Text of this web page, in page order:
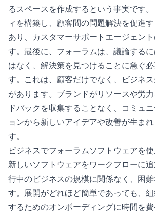
るスペースを作成するという事実です
ィを構築し、顧客間の問題解決を促進
あり、カスタマーサポートエージェン
す。最後に、フォーラムは、議論する
はなく、解決策を見つけることに急ぐ
す。これは、顧客だけでなく、ビジネ
があります。ブランドがリソースや労
ドバックを収集することなく、コミュ
ョンから新しいアイデアや改善が生ま
す。
ビジネスでフォーラムソフトウェアを
新しいソフトウェアをワークフローに
行中のビジネスの規模に関係なく、困
す。展開がどれほど簡単であっても、
するためのオンボーディングに時間を